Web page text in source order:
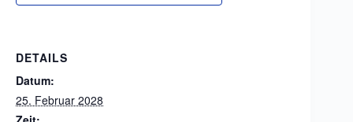
DETAILS
Datum:
25. Februar 2028